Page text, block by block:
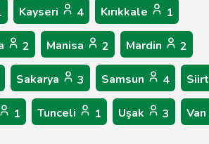
Kayseri 4 Kırıkkale 1
2 Manisa 2 Mardin 2
Sakarya 3 Samsun 4 Siirt
1 Tunceli 1 Uşak 3 Van